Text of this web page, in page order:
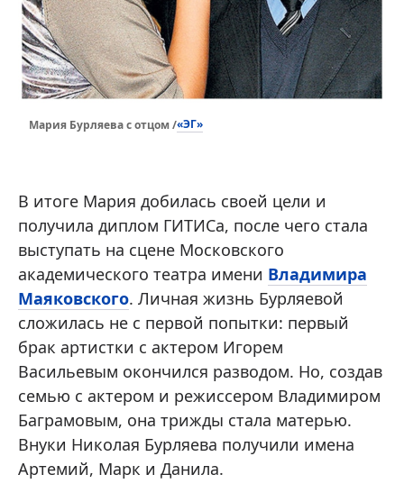
Мария Бурляева с отцом /«ЭГ»
В итоге Мария добилась своей цели и
получила диплом ГИТИСа, после чего стала
выступать на сцене Московского
академического театра имени Владимира
Маяковского. Личная жизнь Бурляевой
сложилась не с первой попытки: первый
брак артистки с актером Игорем
Васильевым окончился разводом. Но, создав
семью с актером и режиссером Владимиром
Баграмовым, она трижды стала матерью.
Внуки Николая Бурляева получили имена
Артемий, Марк и Данила.